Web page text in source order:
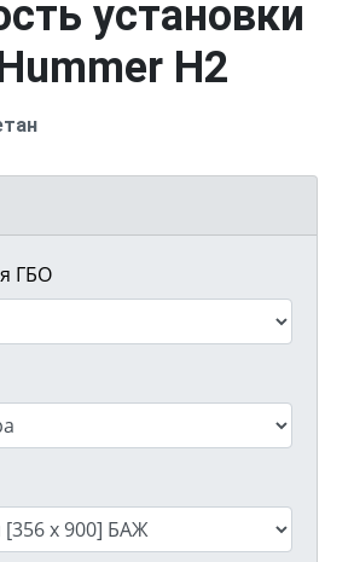
установки
H2
ГБО